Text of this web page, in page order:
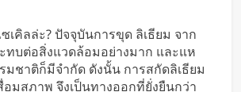
เคิลล่ะ? ปัจจุบันการขุด ลิเธียม จาก
ทบต่อสิ่งแวดล้อมอย่างมาก และแห
มชาติก็มีจำกัด ดังนั้น การสกัดลิเธียม
อมสภาพ จึงเป็นทางออกที่ยั่งยืนกว่า